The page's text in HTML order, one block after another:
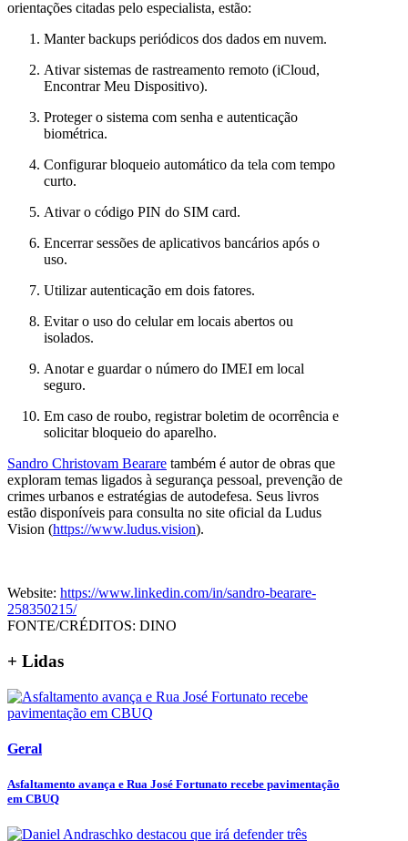
orientações citadas pelo especialista, estão:
Manter backups periódicos dos dados em nuvem.
Ativar sistemas de rastreamento remoto (iCloud,
Encontrar Meu Dispositivo).
Proteger o sistema com senha e autenticação
biométrica.
Configurar bloqueio automático da tela com tempo
curto.
Ativar o código PIN do SIM card.
Encerrar sessões de aplicativos bancários após o
uso.
Utilizar autenticação em dois fatores.
Evitar o uso do celular em locais abertos ou
isolados.
Anotar e guardar o número do IMEI em local
seguro.
Em caso de roubo, registrar boletim de ocorrência e
solicitar bloqueio do aparelho.
Sandro Christovam Bearare também é autor de obras que
exploram temas ligados à segurança pessoal, prevenção de
crimes urbanos e estratégias de autodefesa. Seus livros
estão disponíveis para consulta no site oficial da Ludus
Vision (https://www.ludus.vision).
Website: https://www.linkedin.com/in/sandro-bearare-
258350215/
FONTE/CRÉDITOS: DINO
+ Lidas
Geral
Asfaltamento avança e Rua José Fortunato recebe pavimentação
em CBUQ